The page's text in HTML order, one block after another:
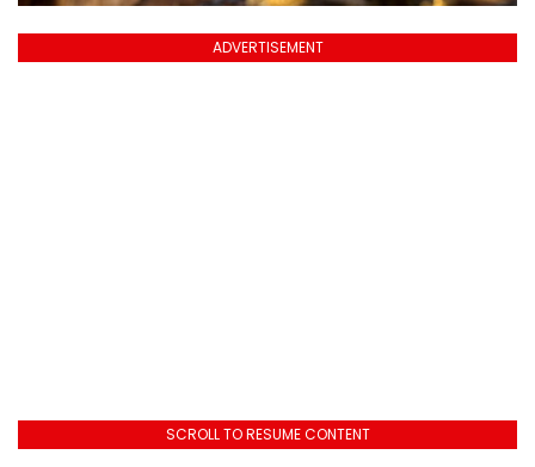
ADVERTISEMENT
SCROLL TO RESUME CONTENT